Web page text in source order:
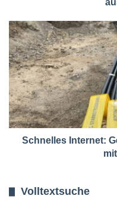
Schnelles Internet:
Volltextsuche